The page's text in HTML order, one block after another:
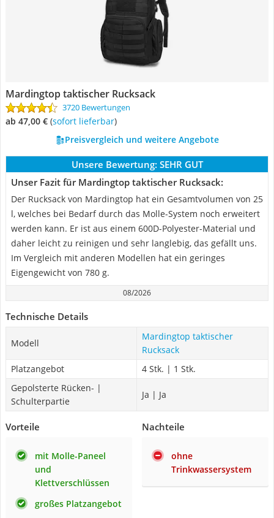
Mardingtop taktischer Rucksack
3720 Bewertungen
ab 47,00 € ( Sofort lieferbar)
Preisvergleich und weitere Angebote
Unsere Bewertung: SEHR GUT
Unser Fazit für Mardingtop taktischer Rucksack:
Der Rucksack von Mardingtop hat ein Gesamtvolumen von 25
l, welches bei Bedarf durch das Molle-System noch erweitert
werden kann. Er ist aus einem 600D-Polyester-Material und
daher leicht zu reinigen und sehr langlebig, das gefällt uns.
Im Vergleich mit anderen Modellen hat ein geringes
Eigengewicht von 780 g.
08/2026
Technische Details
Modell
Mardingtop taktischer
Rucksack
Platzangebot
4 Stk. | 1 Stk.
Gepolsterte Rücken- |
Schulterpartie
Ja | Ja
Vorteile
mit Molle-Paneel
und
Klettverschlüssen
großes Platzangebot
Nachteile
ohne
Trinkwassersystem